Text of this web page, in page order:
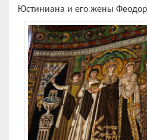
Юстиниана и его жены